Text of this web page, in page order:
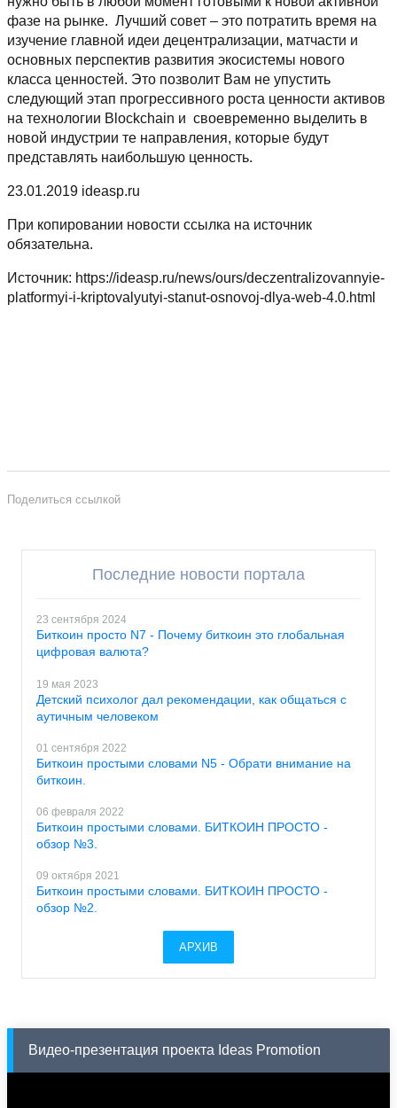
фазе на рынке. Лучший совет – это потратить время на
изучение главной идеи децентрализации, матчасти и
основных перспектив развития экосистемы нового
класса ценностей. Это позволит Вам не упустить
следующий этап прогрессивного роста ценности активов
на технологии Blockchain и своевременно выделить в
новой индустрии те направления, которые будут
представлять наибольшую ценность.
23.01.2019 ideasp.ru
При копировании новости ссылка на источник
обязательна.
Источник: https://ideasp.ru/news/ours/deczentralizovannyie-
platformyi-i-kriptovalyutyi-stanut-osnovoj-dlya-web-4.0.html
Поделиться ссылкой
Последние новости портала
23 сентября 2024
Биткоин просто N7 - Почему биткоин это глобальная
цифровая валюта?
19 мая 2023
Детский психолог дал рекомендации, как общаться с
аутичным человеком
01 сентября 2022
Биткоин простыми словами N5 - Обрати внимание на
биткоин.
06 февраля 2022
Биткоин простыми словами. БИТКОИН ПРОСТО -
обзор №3.
09 октября 2021
Биткоин простыми словами. БИТКОИН ПРОСТО -
обзор №2.
АРХИВ
Видео-презентация проекта Ideas Promotion